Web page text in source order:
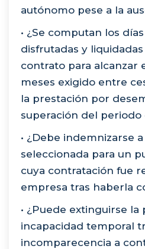
autónomo pese a la
• ¿Se computan los
disfrutadas y
contrato para alcanzar
meses exigido entre
la prestación por
superación del periodo
• ¿Debe indemnizarse
seleccionada para un
cuya contratación fue
empresa tras haberla
• ¿Puede extinguirse
incapacidad temporal
incomparecencia a